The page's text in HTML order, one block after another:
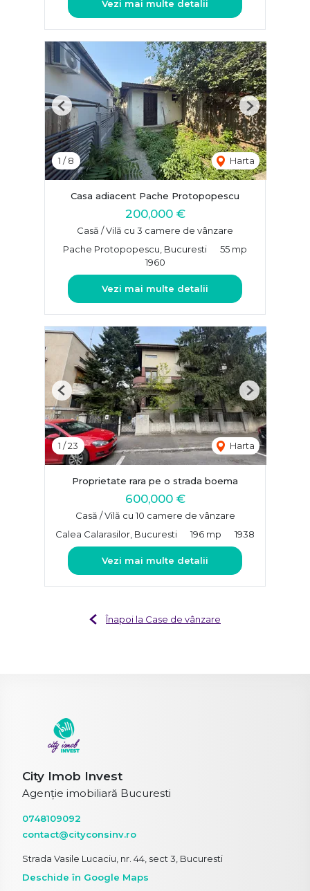
Vezi mai multe detalii
1 /8 Harta
Previous Next
Casa adiacent Pache Protopopescu
200,000 €
Casă / Vilă cu 3 camere de vânzare
Pache Protopopescu, Bucuresti
55 mp
1960
Vezi mai multe detalii
1 /23 Harta
Previous Next
Proprietate rara pe o strada boema
600,000 €
Casă / Vilă cu 10 camere de vânzare
Calea Calarasilor, Bucuresti
196 mp 1938
Vezi mai multe detalii
Înapoi la Case de vânzare
City Imob Invest
Agenție imobiliară Bucuresti
0748109092
contact@cityconsinv.ro
Strada Vasile Lucaciu, nr. 44, sect 3, Bucuresti
Deschide în Google Maps